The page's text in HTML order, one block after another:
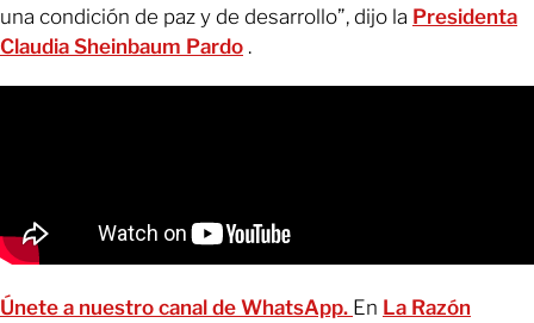
una condición de paz y de desarrollo”, dijo la Presidenta
Claudia Sheinbaum Pardo .
Únete a nuestro canal de WhatsApp. En La Razón